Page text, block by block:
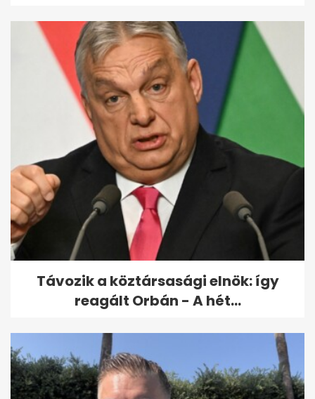
Távozik a köztársasági elnök: így
reagált Orbán - A hét...